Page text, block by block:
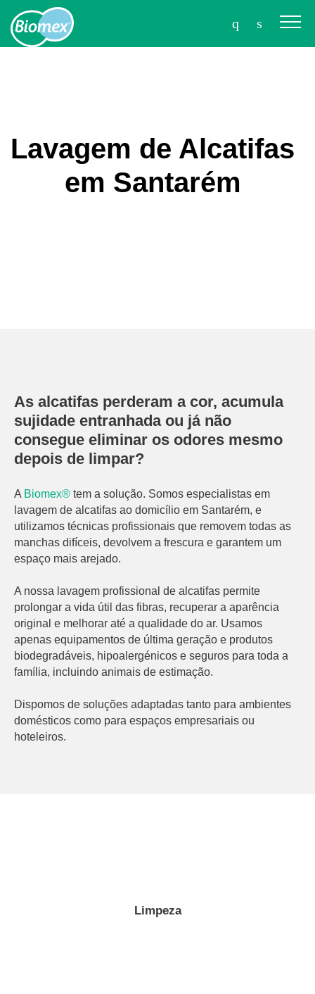
Lavagem de Alcatifas
em Santarém
As alcatifas perderam a cor, acumula
sujidade entranhada ou já não
consegue eliminar os odores mesmo
depois de limpar?
A Biomex® tem a solução. Somos especialistas em
lavagem de alcatifas ao domicílio em Santarém, e
utilizamos técnicas profissionais que removem todas as
manchas difíceis, devolvem a frescura e garantem um
espaço mais arejado.
A nossa lavagem profissional de alcatifas permite
prolongar a vida útil das fibras, recuperar a aparência
original e melhorar até a qualidade do ar. Usamos
apenas equipamentos de última geração e produtos
biodegradáveis, hipoalergénicos e seguros para toda a
família, incluindo animais de estimação.
Dispomos de soluções adaptadas tanto para ambientes
domésticos como para espaços empresariais ou
hoteleiros.
Limpeza